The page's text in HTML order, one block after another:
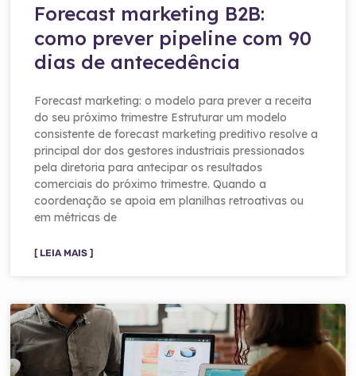
Forecast marketing B2B:
como prever pipeline com 90
dias de antecedência
Forecast marketing: o modelo para prever a receita
do seu próximo trimestre Estruturar um modelo
consistente de forecast marketing preditivo resolve a
principal dor dos gestores industriais pressionados
pela diretoria para antecipar os resultados
comerciais do próximo trimestre. Quando a
coordenação se apoia em planilhas retroativas ou
em métricas de
[ LEIA MAIS ]